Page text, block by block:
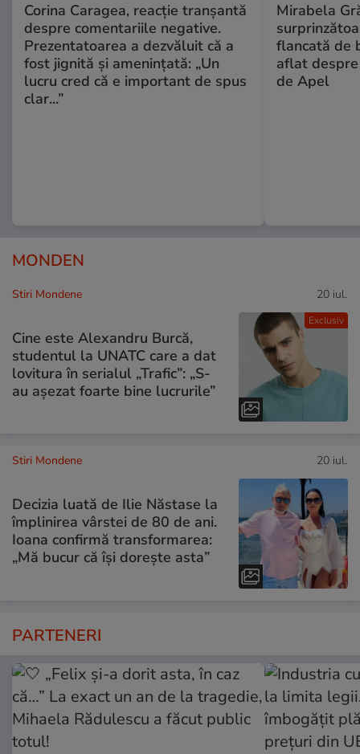
Corina Caragea, reacție tranșantă
despre comentariile negative.
Prezentatoarea a dezvăluit că a
fost jignită și amenințată: „Un
lucru cred că e important de spus
clar...”
Mirabela
flancată de
aflat
de Apel
MONDEN
Exclusiv
Stiri Mondene 20 iul.
Cine este Alexandru Burcă,
studentul la UNATC care a dat
lovitura în serialul „Trafic”: „S-
au așezat foarte bine lucrurile”
Stiri Mondene 20 iul.
Decizia luată de Ilie Năstase la
împlinirea vârstei de 80 de ani.
Ioana confirmă transformarea:
„Mă bucur că își dorește asta”
PARTENERI